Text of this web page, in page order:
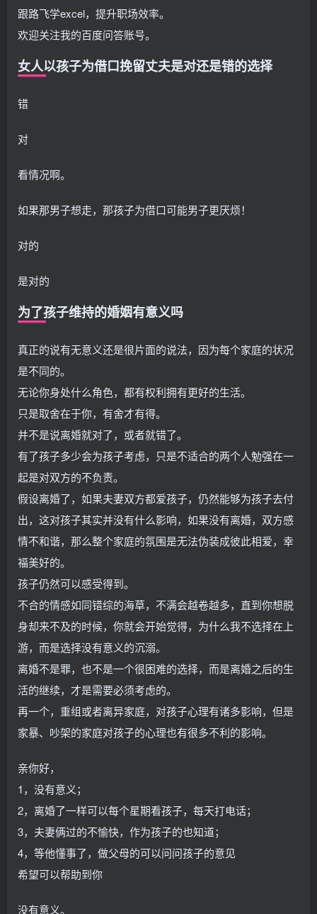
跟路飞学excel，提升职场效率。
欢迎关注我的百度问答账号。
女人以孩子为借口挽留丈夫是对还是错的选择
错
对
看情况啊。
如果那男子想走，那孩子为借口可能男子更厌烦！
对的
是对的
为了孩子维持的婚姻有意义吗
真正的说有无意义还是很片面的说法，因为每个家庭的状况
是不同的。
无论你身处什么角色，都有权利拥有更好的生活。
只是取舍在于你，有舍才有得。
并不是说离婚就对了，或者就错了。
有了孩子多少会为孩子考虑，只是不适合的两个人勉强在一
起是对双方的不负责。
假设离婚了，如果夫妻双方都爱孩子，仍然能够为孩子去付
出，这对孩子其实并没有什么影响，如果没有离婚，双方感
情不和谐，那么整个家庭的氛围是无法伪装成彼此相爱，幸
福美好的。
孩子仍然可以感受得到。
不合的情感如同错综的海草，不满会越卷越多，直到你想脱
身却来不及的时候，你就会开始觉得，为什么我不选择在上
游，而是选择没有意义的沉溺。
离婚不是罪，也不是一个很困难的选择，而是离婚之后的生
活的继续，才是需要必须考虑的。
再一个，重组或者离异家庭，对孩子心理有诸多影响，但是
家暴、吵架的家庭对孩子的心理也有很多不利的影响。
亲你好，
1，没有意义；
2，离婚了一样可以每个星期看孩子，每天打电话；
3，夫妻俩过的不愉快，作为孩子的也知道；
4，等他懂事了，做父母的可以问问孩子的意见
希望可以帮助到你
没有意义。